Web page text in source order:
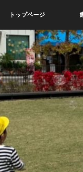
トップページ